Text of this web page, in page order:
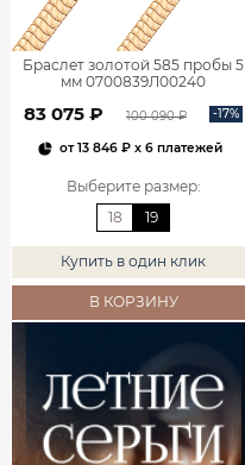
Браслет золотой 585 пробы 5
мм 0700839Л00240
83 075 ₽ 100 090 ₽ -17%
от13 846 ₽x 6 платежей
Выберите размер:
18
19
Купить в один клик
В КОРЗИНУ